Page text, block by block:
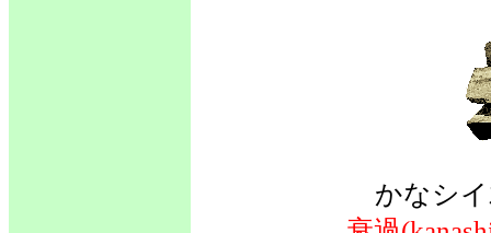
かなシ